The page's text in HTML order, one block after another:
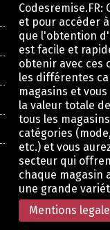
et pour accéder
que l'obtention
est facile et
obtenir avec ces
les différentes
magasins et
la valeur totale
tous les
catégories
etc.) et vous
secteur qui
chaque magasin
une grande
Mentions